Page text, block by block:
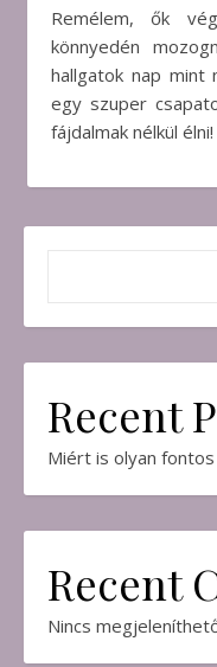
Remélem, ők
könnyedén
hallgatok nap mint
egy szuper
fájdalmak nélkül élni!
Recent
Miért is olyan
Recent
Nincs